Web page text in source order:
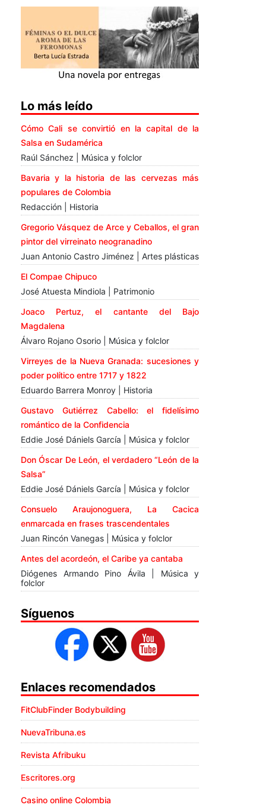
Lo más leído
Cómo Cali se convirtió en la capital de la
Salsa en Sudamérica
Raúl Sánchez | Música y folclor
Bavaria y la historia de las cervezas más
populares de Colombia
Redacción | Historia
Gregorio Vásquez de Arce y Ceballos, el gran
pintor del virreinato neogranadino
Juan Antonio Castro Jiménez | Artes plásticas
El Compae Chipuco
José Atuesta Mindiola | Patrimonio
Joaco Pertuz, el cantante del Bajo
Magdalena
Álvaro Rojano Osorio | Música y folclor
Virreyes de la Nueva Granada: sucesiones y
poder político entre 1717 y 1822
Eduardo Barrera Monroy | Historia
Gustavo Gutiérrez Cabello: el fidelísimo
romántico de la Confidencia
Eddie José Dániels García | Música y folclor
Don Óscar De León, el verdadero “León de la
Salsa”
Eddie José Dániels García | Música y folclor
Consuelo Araujonoguera, La Cacica
enmarcada en frases trascendentales
Juan Rincón Vanegas | Música y folclor
Antes del acordeón, el Caribe ya cantaba
Diógenes Armando Pino Ávila | Música y
folclor
Síguenos
Enlaces recomendados
FitClubFinder Bodybuilding
NuevaTribuna.es
Revista Afribuku
Escritores.org
Casino online Colombia